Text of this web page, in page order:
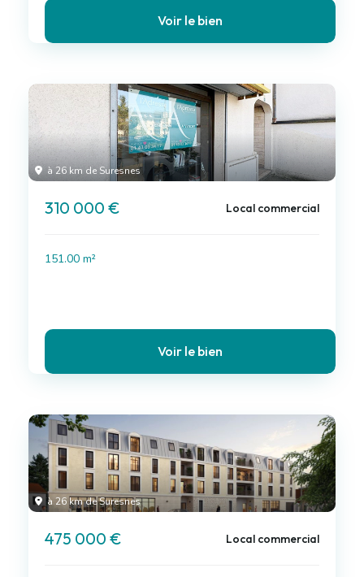
Voir le bien
à 26 km de Suresnes
310 000 € Local commercial
151.00 m²
Voir le bien
à 26 km de Suresnes
475 000 € Local commercial